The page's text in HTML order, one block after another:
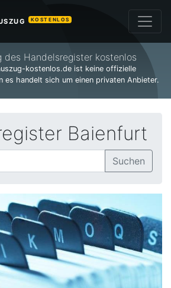
KOSTENLOS
des Handelsregister kostenlos
kostenlos.de ist keine offizielle
es handelt sich um einen privaten Anbieter.
Baienfurt
Suchen